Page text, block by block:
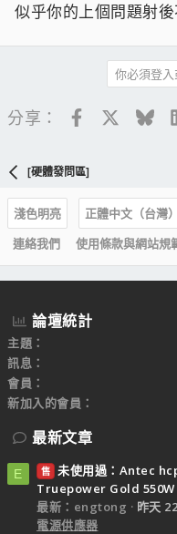
似乎你的上個問題射後
你必須登入
分享： Facebook
[硬體發問區]
淺色明亮
正體中文（台灣）
連絡我們
使用條款與網站規
論壇統計
主題
訊息
會員
新加入的會員
最新文章
E 售 未使用過：Antec
Truepower Gold 550W
最新：engtong
昨天
電源供應器